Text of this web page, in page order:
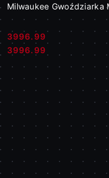
Milwaukee
Cena:
3996.99
Cena:
3996.99